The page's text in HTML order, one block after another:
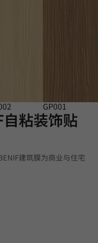
GP001
粘装饰贴
建筑膜为商业与住宅